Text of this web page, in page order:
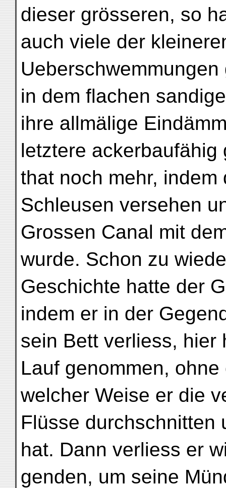
dieser grösseren, so
auch viele der
in dem flachen
ihre allmälige
letztere ackerbaufähig
that noch mehr, indem
Schleusen versehen
Grossen Canal mit
wurde. Schon zu
Geschichte hatte der
indem er in der
sein Bett verliess, hier
Lauf genommen,
welcher Weise er die
Flüsse durchschnitten
hat. Dann verliess er
genden, um seine